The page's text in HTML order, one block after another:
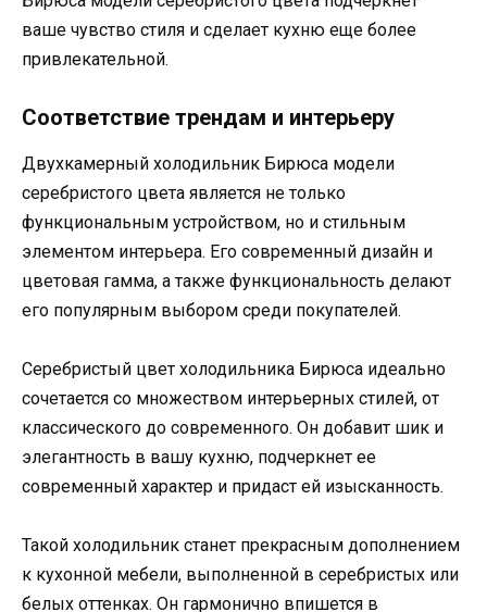
ваше чувство стиля и сделает кухню еще более
привлекательной.
Соответствие трендам и интерьеру
Двухкамерный холодильник Бирюса модели
серебристого цвета является не только
функциональным устройством, но и стильным
элементом интерьера. Его современный дизайн и
цветовая гамма, а также функциональность делают
его популярным выбором среди покупателей.
Серебристый цвет холодильника Бирюса идеально
сочетается со множеством интерьерных стилей, от
классического до современного. Он добавит шик и
элегантность в вашу кухню, подчеркнет ее
современный характер и придаст ей изысканность.
Такой холодильник станет прекрасным дополнением
к кухонной мебели, выполненной в серебристых или
белых оттенках. Он гармонично впишется в